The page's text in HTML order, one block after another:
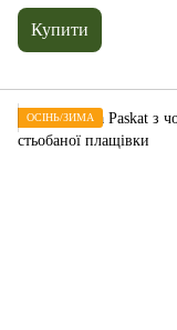
Купити
ОСІНЬ/ЗИМА